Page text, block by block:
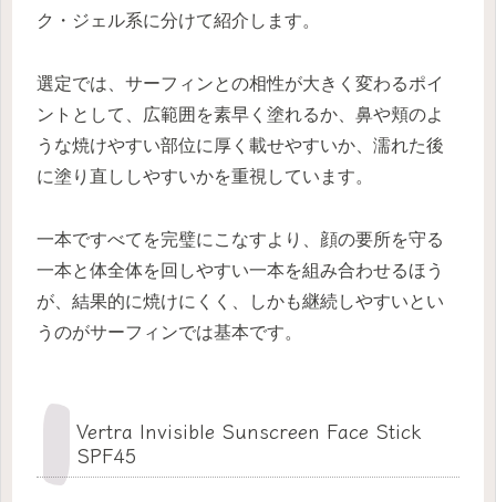
ク・ジェル系に分けて紹介します。
選定では、サーフィンとの相性が大きく変わるポイ
ントとして、広範囲を素早く塗れるか、鼻や頬のよ
うな焼けやすい部位に厚く載せやすいか、濡れた後
に塗り直ししやすいかを重視しています。
一本ですべてを完璧にこなすより、顔の要所を守る
一本と体全体を回しやすい一本を組み合わせるほう
が、結果的に焼けにくく、しかも継続しやすいとい
うのがサーフィンでは基本です。
Vertra Invisible Sunscreen Face Stick
SPF45